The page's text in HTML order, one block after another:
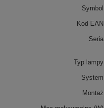
Symbol
Kod EAN
Seria
Typ lampy
System
Montaż